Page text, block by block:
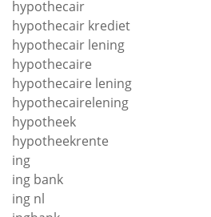
hypothecair
hypothecair krediet
hypothecair lening
hypothecaire
hypothecaire lening
hypothecairelening
hypotheek
hypotheekrente
ing
ing bank
ing nl